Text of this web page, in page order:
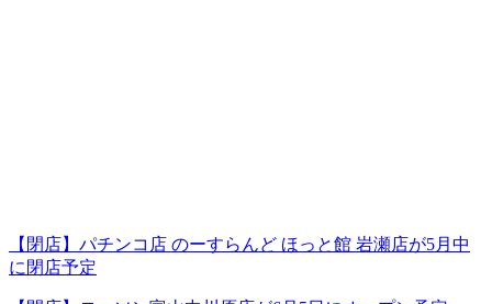
【閉店】パチンコ店 のーすらんど ほっと館 岩瀬店が5月中
に閉店予定